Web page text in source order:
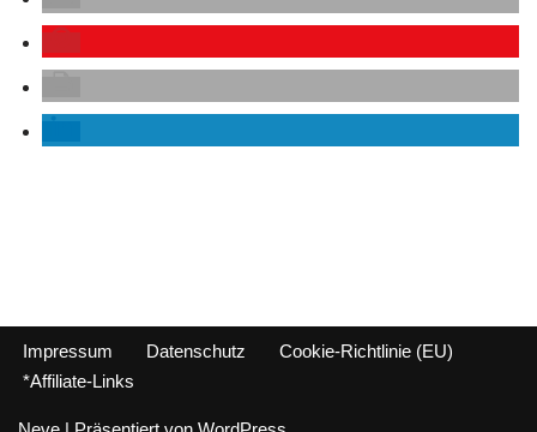
Impressum Datenschutz
Cookie-Richtlinie (EU)
*Affiliate-Links